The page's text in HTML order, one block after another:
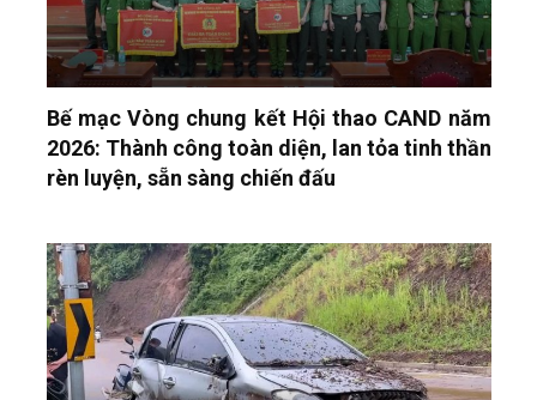
Bế mạc Vòng chung kết Hội thao CAND năm
2026: Thành công toàn diện, lan tỏa tinh thần
rèn luyện, sẵn sàng chiến đấu